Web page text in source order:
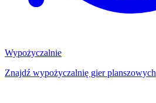
Wypożyczalnie
Znajdź wypożyczalnię gier planszowych